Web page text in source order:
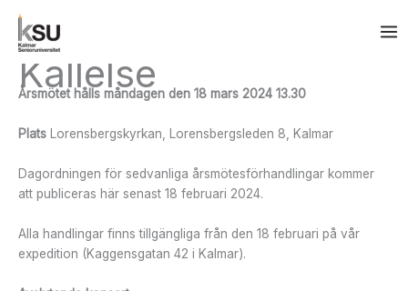
innehåll
Kallelse
Årsmötet hålls måndagen den 18 mars 2024 13.30
Plats Lorensbergskyrkan, Lorensbergsleden 8, Kalmar
Dagordningen för sedvanliga årsmötesförhandlingar kommer
att publiceras här senast 18 februari 2024.
Alla handlingar finns tillgängliga från den 18 februari på vår
expedition (Kaggensgatan 42 i Kalmar).